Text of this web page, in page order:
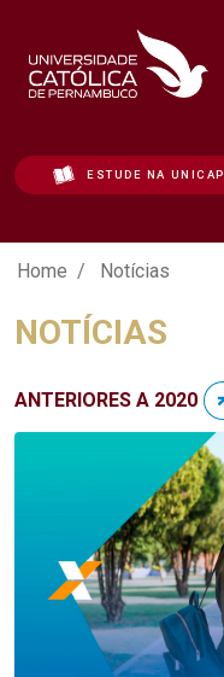
ESTUDE NA UNICAP
Notícias - Unicap
Home Notícias
NOTÍCIAS
ANTERIORES A 2020